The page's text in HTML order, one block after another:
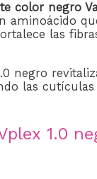
color negro
aminoácido
las
negro
las cutículas
1.0